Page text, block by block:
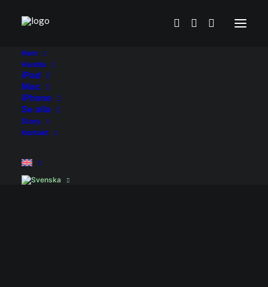
Hem
Handla
iPad
Mac
iPhone
Se alla
Story
Kontakt
iPad